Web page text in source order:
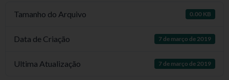
Tamanho do Arquivo 0.00 KB
Data de Criação 7 de março de 2019
Ultima Atualização 7 de março de 2019